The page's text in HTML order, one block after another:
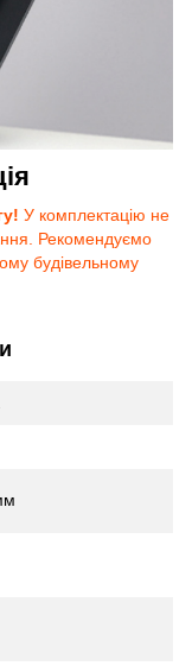
У комплектацію не
Рекомендуємо
будівельному